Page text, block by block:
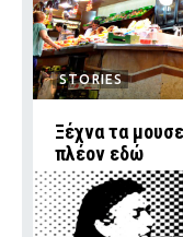
STORIES
Ξέχνα τα
πλέον εδώ